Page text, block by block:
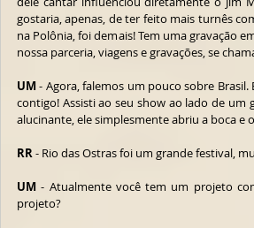
gostaria, apenas, de ter feito mais turnês
na Polônia, foi demais! Tem uma gravação
nossa parceria, viagens e gravações, se
UM - Agora, falemos um pouco sobre
contigo! Assisti ao seu show ao lado de
alucinante, ele simplesmente abriu a boca e
RR - Rio das Ostras foi um grande festival,
UM - Atualmente você tem um projeto
projeto?